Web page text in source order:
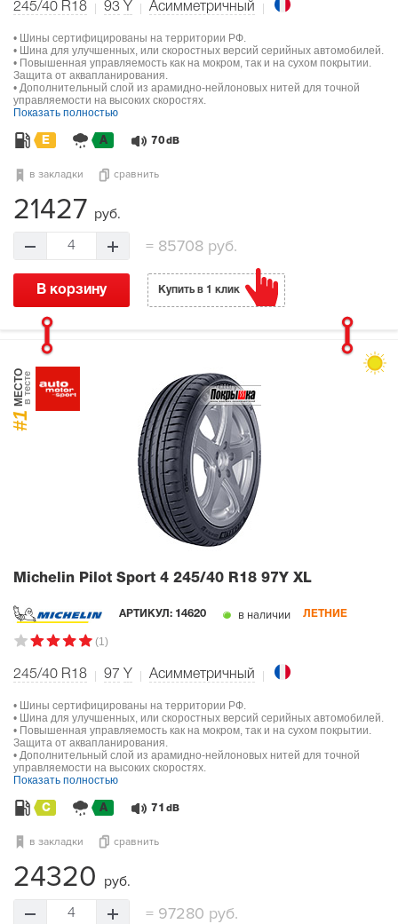
245/40 R18 93 Y Асимметричный
• Шины сертифицированы на территории РФ.
• Шина для улучшенных, или скоростных версий серийных автомобилей.
• Повышенная управляемость как на мокром, так и на сухом покрытии.
Защита от аквапланирования.
• Дополнительный слой из арамидно-нейлоновых нитей для точной
управляемости на высоких скоростях.
Показать полностью
E A 70 dB
в закладки сравнить
21427 руб.
4 = 85708 руб.
В корзину Купить в 1 клик
#1
МЕСТОв тесте
Michelin Pilot Sport 4 245/40 R18 97Y XL
АРТИКУЛ: 14620 в наличии ЛЕТНИЕ
(1)
245/40 R18 97 Y Асимметричный
• Шины сертифицированы на территории РФ.
• Шина для улучшенных, или скоростных версий серийных автомобилей.
• Повышенная управляемость как на мокром, так и на сухом покрытии.
Защита от аквапланирования.
• Дополнительный слой из арамидно-нейлоновых нитей для точной
управляемости на высоких скоростях.
Показать полностью
C A 71 dB
в закладки сравнить
24320 руб.
4 =97280 руб.